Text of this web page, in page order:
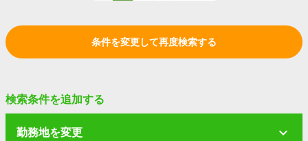
条件を変更して再度検索する
検索条件を追加する
勤務地を変更